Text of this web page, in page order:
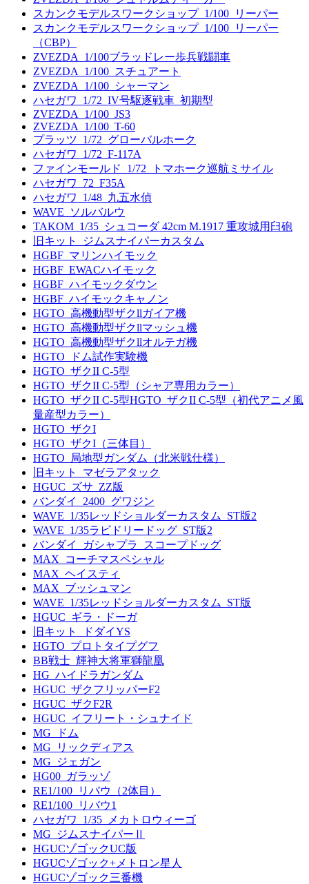
スカンクモデルスワークショップ_1/100_リーパー
スカンクモデルスワークショップ_1/100_リーパー
（CBP）
ZVEZDA_1/100ブラッドレー歩兵戦闘車
ZVEZDA_1/100_スチュアート
ZVEZDA_1/100_シャーマン
ハセガワ_1/72_IV号駆逐戦車_初期型
ZVEZDA_1/100_JS3
ZVEZDA_1/100_T-60
プラッツ_1/72_グローバルホーク
ハセガワ_1/72_F-117A
ファインモールド_1/72_トマホーク巡航ミサイル
ハセガワ_72_F35A
ハセガワ_1/48_九五水偵
WAVE_ソルバルウ
TAKOM_1/35_シュコーダ 42cm M.1917 重攻城用臼砲
旧キット_ジムスナイパーカスタム
HGBF_マリンハイモック
HGBF_EWACハイモック
HGBF_ハイモックダウン
HGBF_ハイモックキャノン
HGTO_高機動型ザクllガイア機
HGTO_高機動型ザクllマッシュ機
HGTO_高機動型ザクllオルテガ機
HGTO_ドム試作実験機
HGTO_ザクII C-5型
HGTO_ザクII C-5型（シャア専用カラー）
HGTO_ザクII C-5型HGTO_ザクII C-5型（初代アニメ風
量産型カラー）
HGTO_ザクI
HGTO_ザクI（三体目）
HGTO_局地型ガンダム（北米戦仕様）
旧キット_マゼラアタック
HGUC_ズサ_ZZ版
バンダイ_2400_グワジン
WAVE_1/35レッドショルダーカスタム_ST版2
WAVE_1/35ラビドリードッグ_ST版2
バンダイ_ガシャプラ_スコープドッグ
MAX_コーチマスペシャル
MAX_ヘイスティ
MAX_ブッシュマン
WAVE_1/35レッドショルダーカスタム_ST版
HGUC_ギラ・ドーガ
旧キット_ドダイYS
HGTO_プロトタイプグフ
BB戦士_輝神大将軍獅龍凰
HG_ハイドラガンダム
HGUC_ザクフリッパーF2
HGUC_ザクF2R
HGUC_イフリート・シュナイド
MG_ドム
MG_リックディアス
MG_ジェガン
HG00_ガラッゾ
RE1/100_リバウ（2体目）
RE1/100_リバウ1
ハセガワ_1/35_メカトロウィーゴ
MG_ジムスナイパーⅡ
HGUCゾゴックUC版
HGUCゾゴック+メトロン星人
HGUCゾゴック三番機